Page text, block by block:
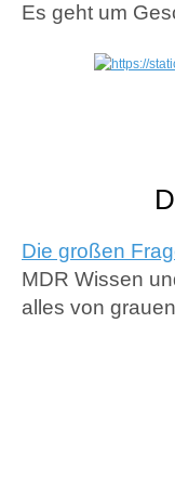
Es geht um
Die großen
MDR Wissen
alles von